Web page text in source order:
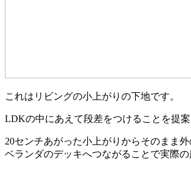
これはリビングの小上がりの下地です。
LDKの中にあえて段差をつけることを提案
20センチあがった小上がりからそのまま
ベランダのデッキへつながることで実際